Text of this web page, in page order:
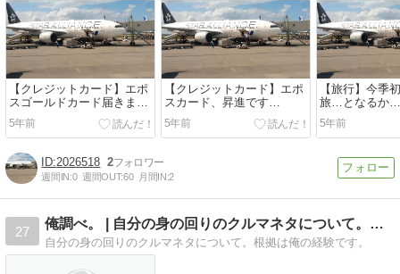
【クレジットカード】エポ
スゴールドカード届きまし
た…
5年前
【クレジットカード】エポ
スカード、昇進です…
5年前
【旅行】今季
旅…となるか…
5年前
2026518 2
週間IN:0 週間OUT:60 月間IN:2
27
俺調べ。 | 自分の身の回りのクルマネタについて。根拠…
自分の身の回りのクルマネタについて。根拠は俺の経験です。